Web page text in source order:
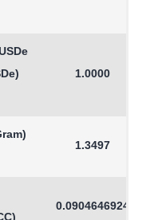
1.0000
1.3497
0.0904646924